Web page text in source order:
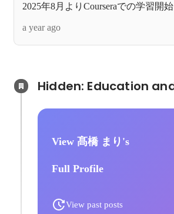
2025年8月よりCourseraでの学習開始
a year ago
View 髙橋 まり's
Full Profile
View past posts